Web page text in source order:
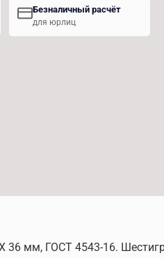
Безналичный расчёт
для юрлиц
36 мм, ГОСТ 4543-16.